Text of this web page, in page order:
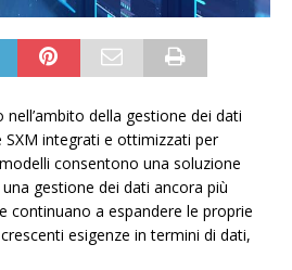
nell’ambito della gestione dei dati
SXM integrati e ottimizzati per
consentono una soluzione
gestione dei dati ancora più
continuano a espandere le proprie
esigenze in termini di dati,